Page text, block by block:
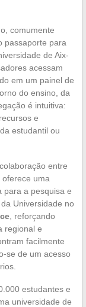
comumente
passaporte para
de Aix-
acessam
em um painel de
do ensino, da
é intuitiva:
e
estudantil ou
entre
uma
para a pesquisa e
Universidade no
, reforçando
regional e
facilmente
se de um acesso
estudantes e
universidade de